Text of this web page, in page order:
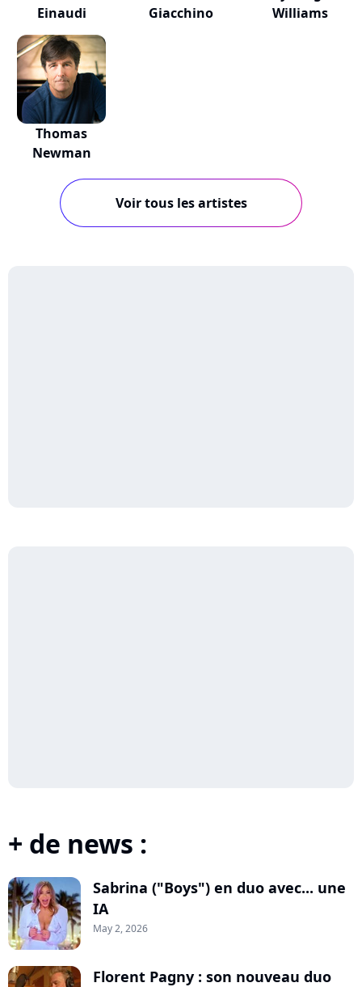
Einaudi
Giacchino
Williams
Thomas
Newman
Voir tous les artistes
+ de news :
Sabrina ("Boys") en duo avec... une
IA
May 2, 2026
Florent Pagny : son nouveau duo